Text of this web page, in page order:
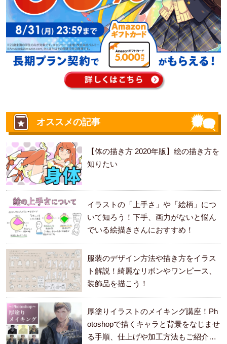
オススメの記事
【体の描き方 2020年版】絵の描き方を
知りたい
イラストの「上手さ」や「絵柄」につ
いて知ろう！下手、画力がないと悩ん
でいる絵描きさんにおすすめ！
服装のデザイン方法や描き方をイラス
ト解説！綺麗なリボンやワンピース、
装飾品を描こう！
厚塗りイラストのメイキング講座！Ph
otoshopで描くキャラと背景をなじませ
る手順、仕上げや加工方法もご紹介し